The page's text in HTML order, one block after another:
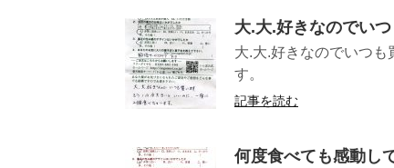
大.大.好きなのでい
大.大.好きなのでいつも
す
記事を読む
何度食べても感動し